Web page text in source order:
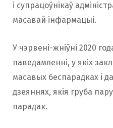
і супрацоўнікаў
масавай інфармацыі.
У чэрвені-жніўні 2020
паведамленні, у якіх
масавых беспарадках і
дзеяннях, якія груба
парадак.